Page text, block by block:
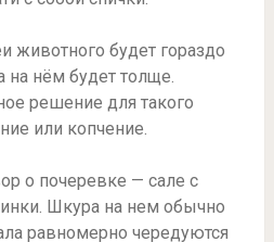
животного будет гораздо
на нём будет толще.
решение для такого
или копчение.
о почеревке — сале с
Шкура на нем обычно
равномерно чередуются